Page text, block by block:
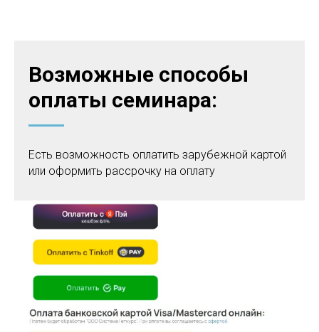
Возможные способы
оплаты семинара:
Есть возможность оплатить зарубежной картой
или оформить рассрочку на оплату